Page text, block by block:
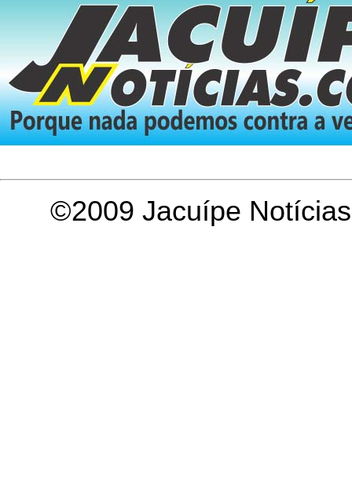
©2009 Jacuípe